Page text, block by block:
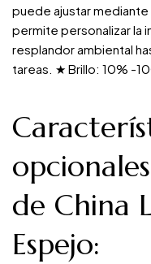
puede ajustar
permite personalizar la
resplandor ambiental
tareas. ★ Brillo: 10% -
de China
Espejo: